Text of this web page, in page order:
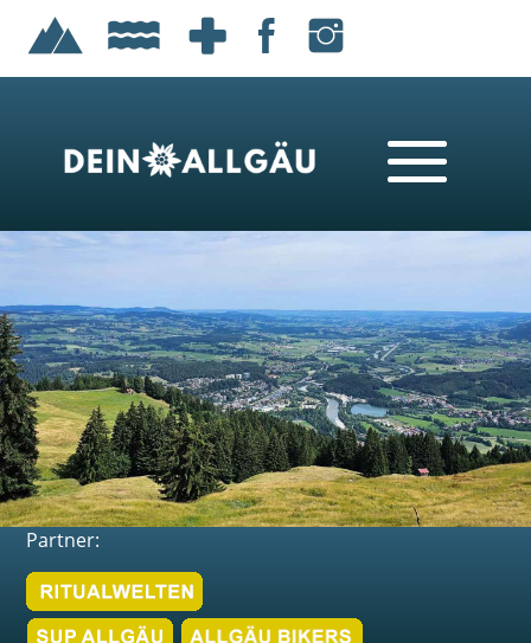
Partner: